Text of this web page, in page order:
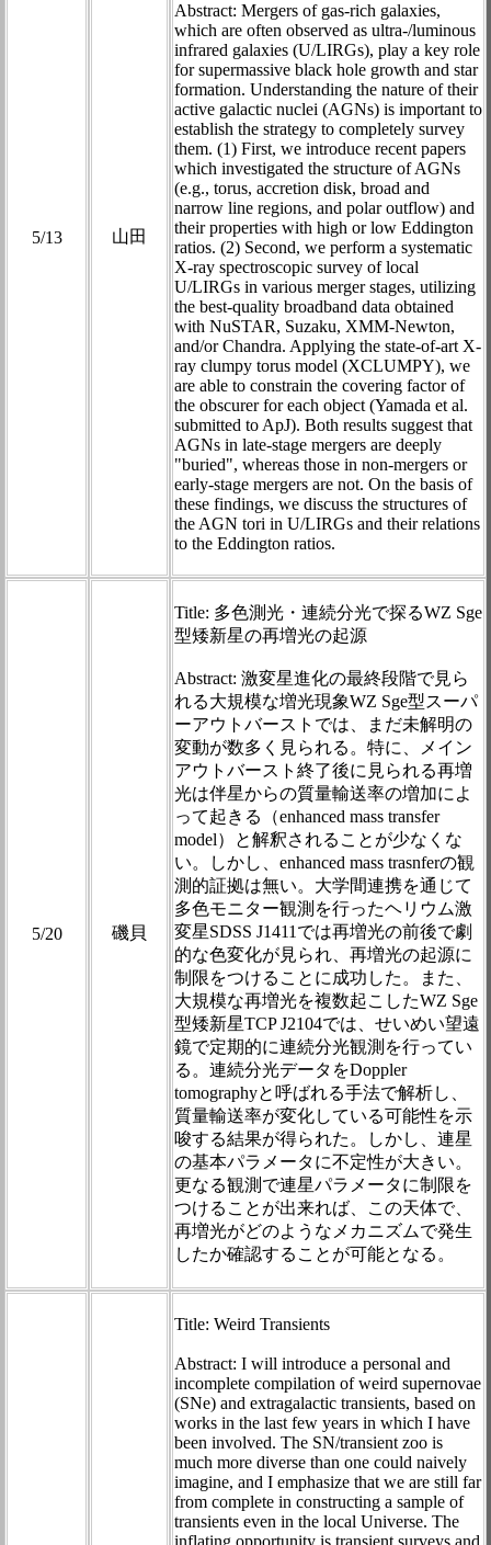
5/13 山田
Abstract: Mergers of gas-rich galaxies,
which are often observed as ultra-/luminous
infrared galaxies (U/LIRGs), play a key role
for supermassive black hole growth and star
formation. Understanding the nature of their
active galactic nuclei (AGNs) is important to
establish the strategy to completely survey
them. (1) First, we introduce recent papers
which investigated the structure of AGNs
(e.g., torus, accretion disk, broad and
narrow line regions, and polar outflow) and
their properties with high or low Eddington
ratios. (2) Second, we perform a systematic
X-ray spectroscopic survey of local
U/LIRGs in various merger stages, utilizing
the best-quality broadband data obtained
with NuSTAR, Suzaku, XMM-Newton,
and/or Chandra. Applying the state-of-art X-
ray clumpy torus model (XCLUMPY), we
are able to constrain the covering factor of
the obscurer for each object (Yamada et al.
submitted to ApJ). Both results suggest that
AGNs in late-stage mergers are deeply
"buried", whereas those in non-mergers or
early-stage mergers are not. On the basis of
these findings, we discuss the structures of
the AGN tori in U/LIRGs and their relations
to the Eddington ratios.
5/20 磯貝
Title: 多色測光・連続分光で探るWZ Sge
型矮新星の再増光の起源
Abstract: 激変星進化の最終段階で見ら
れる大規模な増光現象WZ Sge型スーパ
ーアウトバーストでは、まだ未解明の
変動が数多く見られる。特に、メイン
アウトバースト終了後に見られる再増
光は伴星からの質量輸送率の増加によ
って起きる（enhanced mass transfer
model）と解釈されることが少なくな
い。しかし、enhanced mass trasnferの観
測的証拠は無い。大学間連携を通じて
多色モニター観測を行ったヘリウム激
変星SDSS J1411では再増光の前後で劇
的な色変化が見られ、再増光の起源に
制限をつけることに成功した。また、
大規模な再増光を複数起こしたWZ Sge
型矮新星TCP J2104では、せいめい望遠
鏡で定期的に連続分光観測を行ってい
る。連続分光データをDoppler
tomographyと呼ばれる手法で解析し、
質量輸送率が変化している可能性を示
唆する結果が得られた。しかし、連星
の基本パラメータに不定性が大きい。
更なる観測で連星パラメータに制限を
つけることが出来れば、この天体で、
再増光がどのようなメカニズムで発生
したか確認することが可能となる。
Title: Weird Transients
Abstract: I will introduce a personal and
incomplete compilation of weird supernovae
(SNe) and extragalactic transients, based on
works in the last few years in which I have
been involved. The SN/transient zoo is
much more diverse than one could naively
imagine, and I emphasize that we are still far
from complete in constructing a sample of
transients even in the local Universe. The